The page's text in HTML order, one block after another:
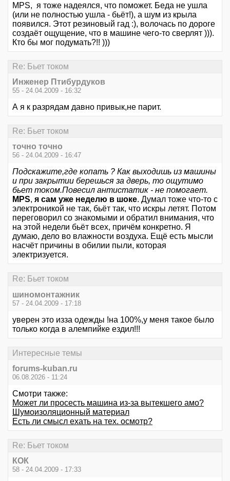
MPS, я тоже надеялся, что поможет. Беда не ушла
(или не полностью ушла - бьёт!), а шум из крыла
появился. Этот резиновый гад :), волочась по дороге
создаёт ощущение, что в машине чего-то сверлят ))).
Кто бы мог подумать?!! )))
Re: Бьет током
Инженер Птибурдуков
55 - 24.04.2009 - 16:32
А я к разрядам давно привык,не парит.
Re: Бьет током
точно точно
56 - 24.04.2009 - 16:47
Подскажите,где копать ? Как выходишь из машины
и при закрытии берешься за дверь, то ощутимо
бьет током.Повесил антистатик - не помогает.
MPS, я сам уже неделю в шоке. Думал тоже что-то с
электроникой не так, бьёт так, что искры летят. Потом
переговорил со знакомыми и обратил внимания, что
на этой недели бьёт всех, причём конкретно. Я
думаю, дело во влажности воздуха. Ещё есть мысли
насчёт причины в обилии пыли, которая
электризуется.
Re: Бьет током
шиномонтажник
57 - 24.04.2009 - 17:18
уверен это изза одежды !на 100%,у меня такое было
только когда в алемпийке ездил!!!
Интересные темы
forums-kuban.ru
06.08.2026 - 11:24
Смотри также:
Может ли просесть машина из-за вытекшего амо?
Шумоизоляционный материал
Есть ли смысл ехать на тех. осмотр?
Re: Бьет током
КОК
58 - 24.04.2009 - 17:33